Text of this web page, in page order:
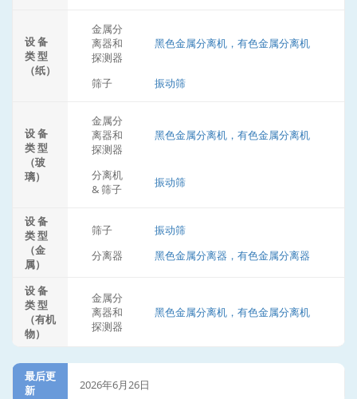
设 备
类 型
（纸）
金属分
离器和
探测器
黑色金属分离机，有色金属分离机
筛子 振动筛
设 备
类 型
（玻
璃）
金属分
离器和
探测器
黑色金属分离机，有色金属分离机
分离机
& 筛子
振动筛
设 备
类 型
（金
属）
筛子
振动筛
分离器
黑色金属分离器，有色金属分离器
设 备
类 型
（有机
物）
金属分
离器和
探测器
黑色金属分离机，有色金属分离机
最后更
新
2026年6月26日